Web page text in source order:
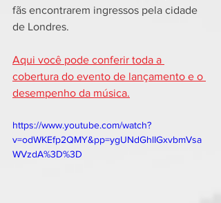
fãs encontrarem ingressos pela cidade
de Londres.
Aqui você pode conferir toda a
cobertura do evento de lançamento e o
desempenho da música.
https://www.youtube.com/watch?
v=odWKEfp2QMY&pp=ygUNdGhlIGxvbmVsa
WVzdA%3D%3D